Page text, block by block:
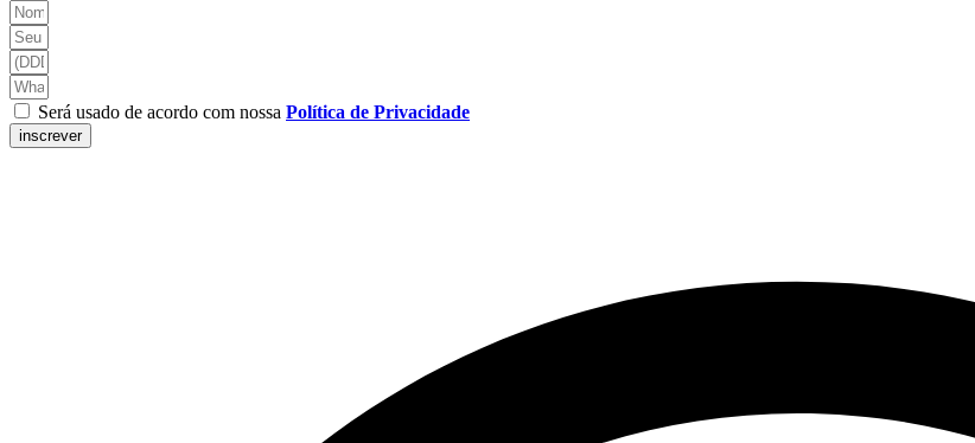
Será usado de acordo com nossa Política de Privacidade
inscrever